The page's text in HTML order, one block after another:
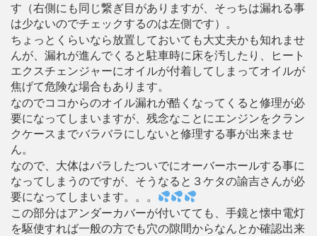
す（右側にも同じ繋ぎ目がありますが、そっちは漏れる事
は少ないのでチェックするのは左側です）。
ちょっとくらいなら放置しておいても大丈夫かも知れませ
んが、漏れが進んでくると駐車時に床を汚したり、ヒート
エクスチェンジャーにオイルが付着してしまってオイルが
焦げて危険な場合もあります。
なのでココからのオイル漏れが酷くなってくると修理が必
要になってしまいますが、残念なことにエンジンをクラン
クケースまでバラバラにしないと修理する事が出来ませ
ん。
なので、大体はバラしたついでにオーバーホールする事に
なってしまうのですが、そうなると３ケタの諭吉さんが必
要になってしまいます。。。
この部分はアンダーカバーが付いてても、手鏡と懐中電灯
を駆使すれば一般の方でも穴の隙間からなんとか確認出来